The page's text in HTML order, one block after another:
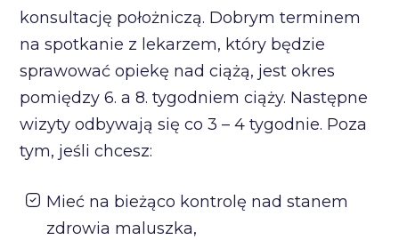
konsultację położniczą. Dobrym terminem
na spotkanie z lekarzem, który będzie
sprawować opiekę nad ciążą, jest okres
pomiędzy 6. a 8. tygodniem ciąży. Następne
wizyty odbywają się co 3 – 4 tygodnie. Poza
tym, jeśli chcesz:
Mieć na bieżąco kontrolę nad stanem
zdrowia maluszka,